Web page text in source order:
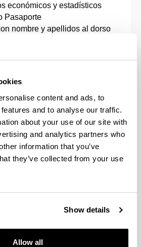
content and ads, to
and to analyse our traffic.
about your use of our site with
and analytics partners who
information that you’ve
they’ve collected from your use
Show details
Allow all
económicos y estadísticos
Pasaporte
nombre y apellidos al dorso
con la correspondiente
el Gobierno Vasco, por la que
a satisfacer por la prestación
universitarios (personas
numerosas, víctimas de
violencia de género u otras, con
establezca la Orden de
para cada caso).
se solicita.